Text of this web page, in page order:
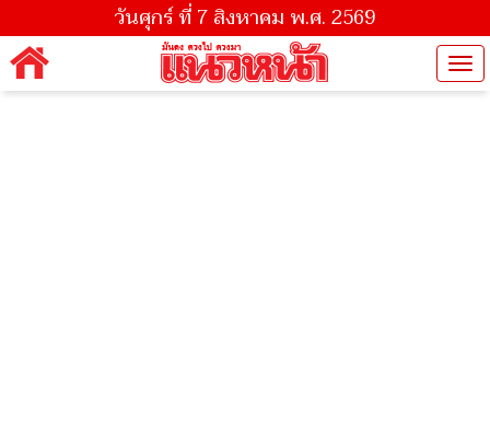
วันศุกร์ ที่ 7 สิงหาคม พ.ศ. 2569